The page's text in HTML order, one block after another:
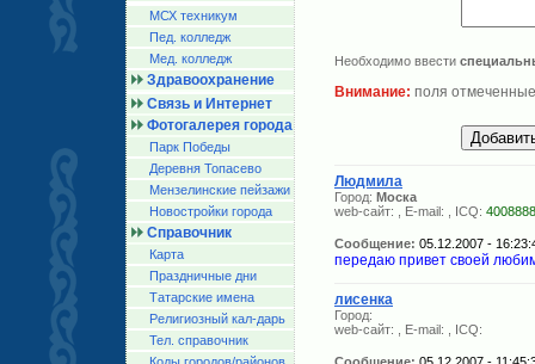
МСХ техникум
Пед. колледж
Мед. колледж
Здравоохранение
Связь и Интернет
Фотогалерея города
Парк Победы
Деревня Топасево
Мензелинские пейзажи
Новостройки города
Справочник
Карта
Праздничные дни
Татарские имена
Религиозный кал-дарь
Тел. справочник
Необходимо ввести
Внимание: поля
Людмила
Город: Моска
web-сайт:
, E-mail: , ICQ:
Сообщение: 05.12.2007 -
передаю привет своей
лисенка
Город:
web-сайт:
, E-mail: , ICQ: